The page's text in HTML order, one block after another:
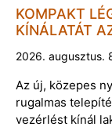
KOMPAKT
KÍNÁLATÁT
2026. augusztus.
Az új, közepes
rugalmas
vezérlést kínál